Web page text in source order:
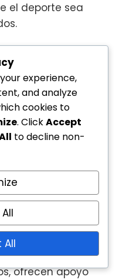
el deporte sea
para fomentar
a nivel base.
entrenamiento,
de práctica
de sillas de
tienen
la inclusión y
como programas
ofrecen apoyo
experience,
and analyze
cookies to
. ClickAccept
to decline non-
All